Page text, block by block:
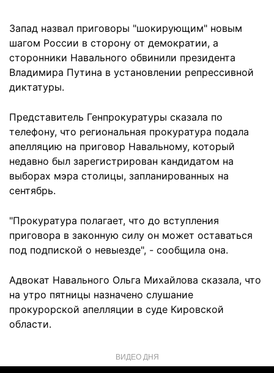
Запад назвал приговоры "шокирующим" новым
шагом России в сторону от демократии, а
сторонники Навального обвинили президента
Владимира Путина в установлении репрессивной
диктатуры.
Представитель Генпрокуратуры сказала по
телефону, что региональная прокуратура подала
апелляцию на приговор Навальному, который
недавно был зарегистрирован кандидатом на
выборах мэра столицы, запланированных на
сентябрь.
"Прокуратура полагает, что до вступления
приговора в законную силу он может оставаться
под подпиской о невыезде", - сообщила она.
Адвокат Навального Ольга Михайлова сказала, что
на утро пятницы назначено слушание
прокурорской апелляции в суде Кировской
области.
ВИДЕО ДНЯ